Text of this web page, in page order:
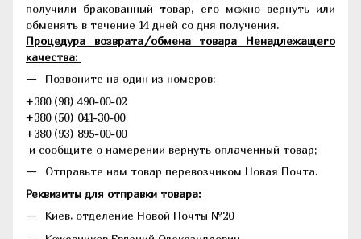
получили бракованный товар, его можно вернуть или
обменять в течение 14 дней со дня получения.
Процедура возврата/обмена товара Ненадлежащего
качества:
Позвоните на один из номеров:
+380 (98) 490-00-02
+380 (50) 041-30-00
+380 (93) 895-00-00
и сообщите о намерении вернуть оплаченный товар;
Отправьте нам товар перевозчиком Новая Почта.
Реквизиты для отправки товара:
Киев, отделение Новой Почты №20